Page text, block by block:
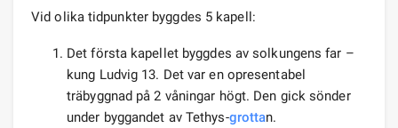
Vid olika tidpunkter byggdes 5 kapell:
Det första kapellet byggdes av solkungens far –
kung Ludvig 13. Det var en opresentabel
träbyggnad på 2 våningar högt. Den gick sönder
under byggandet av Tethys-grottan.